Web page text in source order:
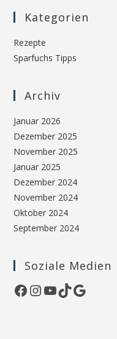
Kategorien
Rezepte
Sparfuchs Tipps
Archiv
Januar 2026
Dezember 2025
November 2025
Januar 2025
Dezember 2024
November 2024
Oktober 2024
September 2024
Soziale Medien
Facebook
Instagram
YouTube
TikTokGoogle